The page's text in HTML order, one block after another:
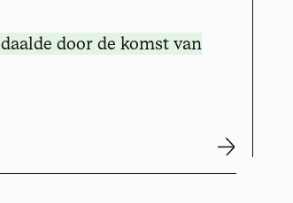
daalde door de komst van